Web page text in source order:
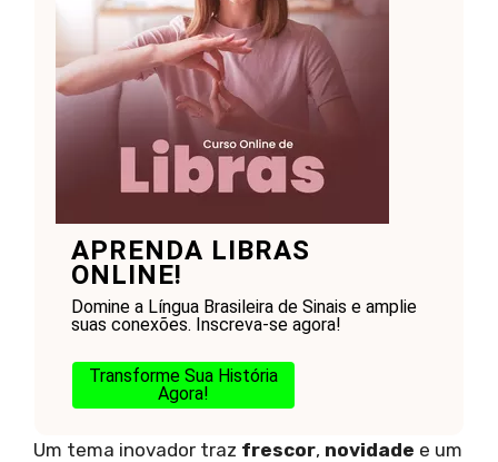
APRENDA LIBRAS
ONLINE!
Domine a Língua Brasileira de Sinais e amplie
suas conexões. Inscreva-se agora!
Transforme Sua História
Agora!
Um tema inovador traz frescor, novidade e um